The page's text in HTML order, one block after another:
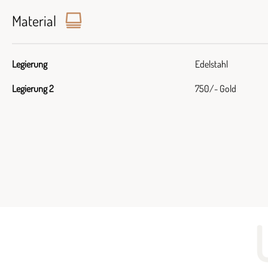
Material
Legierung Edelstahl
Legierung 2 750/- Gold